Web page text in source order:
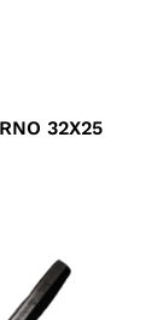
32X25